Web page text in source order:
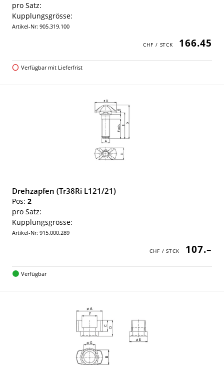
pro Satz:
Kupplungsgrösse:
Artikel-Nr: 905.319.100
166.45
Verfügbar mit Lieferfrist
Drehzapfen (Tr38Ri L121/21)
Pos: 2
pro Satz:
Kupplungsgrösse:
Artikel-Nr: 915.000.289
107.–
Verfügbar